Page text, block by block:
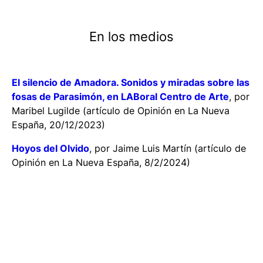
En los medios
El silencio de Amadora. Sonidos y miradas sobre las
fosas de Parasimón, en LABoral Centro de Arte, por
Maribel Lugilde (artículo de Opinión en La Nueva
España, 20/12/2023)
Hoyos del Olvido, por Jaime Luis Martín (artículo de
Opinión en La Nueva España, 8/2/2024)